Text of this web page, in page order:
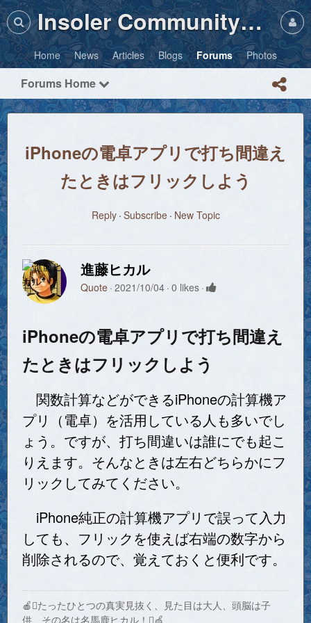
Insoler Community・Photos
Home News Articles Blogs Forums Photos
Forums Home
iPhoneの電卓アプリで打ち間違え
たときはフリックしよう
Reply Subscribe New Topic
進藤ヒカル
Quote 2021/10/04 0 likes
iPhoneの電卓アプリで打ち間違え
たときはフリックしよう
関数計算などができるiPhoneの計算機ア
プリ（電卓）を活用している人も多いでし
ょう。ですが、打ち間違いは誰にでも起こ
りえます。そんなときは左右どちらかにフ
リックしてみてください。
iPhone純正の計算機アプリで誤って入力
しても、フリックを使えば右端の数字から
削除されるので、覚えておくと便利です。
🍎たったひとつの真実見抜く、見た目は大人、頭脳は子
供、その名は名馬鹿ヒカル！🍏